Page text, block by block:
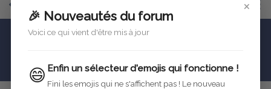
×
🎉 Nouveautés du forum
Voici ce qui vient d'être mis à jour
😄 Enfin un sélecteur d'emojis qui fonctionne !
Fini les emojis qui ne s'affichent pas ! Le nouveau
Identification des C4 C6